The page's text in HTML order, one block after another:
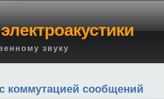
звуку
коммутацией сообщений